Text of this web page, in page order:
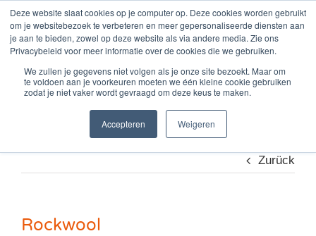
Deze website slaat cookies op je computer op. Deze cookies worden gebruikt
om je websitebezoek te verbeteren en meer gepersonaliseerde diensten aan
je aan te bieden, zowel op deze website als via andere media. Zie ons
Privacybeleid voor meer informatie over de cookies die we gebruiken.
We zullen je gegevens niet volgen als je onze site bezoekt. Maar om
te voldoen aan je voorkeuren moeten we één kleine cookie gebruiken
zodat je niet vaker wordt gevraagd om deze keus te maken.
Accepteren Weigeren
Zum
Inhalt
springen
Rockwool
Zurück
Rockwool